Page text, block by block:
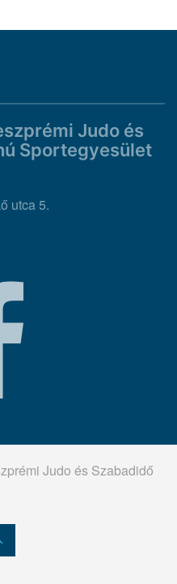
Judo és
Sportegyesület
utca 5.
Judo és Szabadidő